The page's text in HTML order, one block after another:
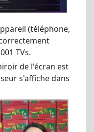
(téléphone,
TVs.
de l'écran est
s'affiche dans